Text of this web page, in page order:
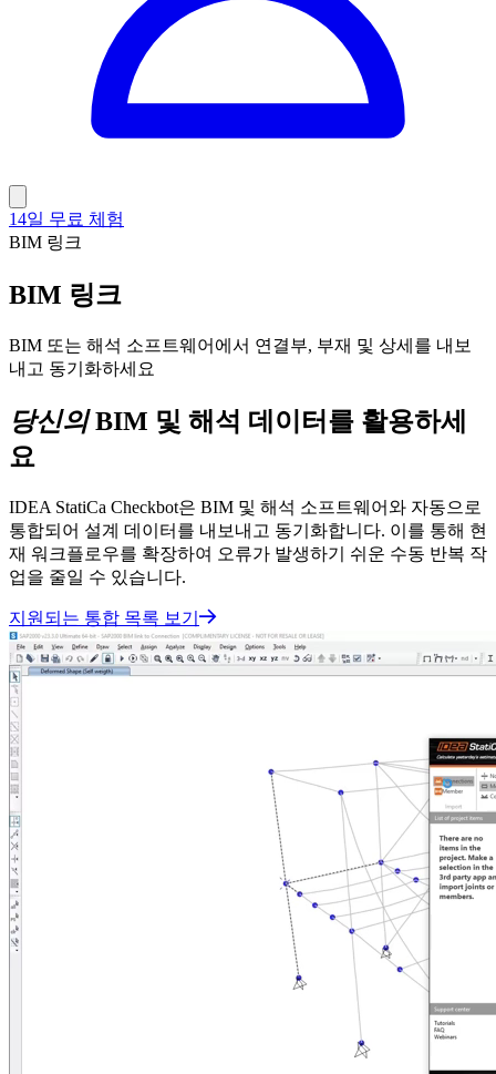
14일 무료 체험
BIM 링크
BIM 링크
BIM 또는 해석 소프트웨어에서 연결부, 부재 및 상세를 내보
내고 동기화하세요
당신의BIM 및 해석 데이터를 활용하세
요
IDEA StatiCa Checkbot은 BIM 및 해석 소프트웨어와 자동으로
통합되어 설계 데이터를 내보내고 동기화합니다. 이를 통해 현
재 워크플로우를 확장하여 오류가 발생하기 쉬운 수동 반복 작
업을 줄일 수 있습니다.
지원되는 통합 목록 보기